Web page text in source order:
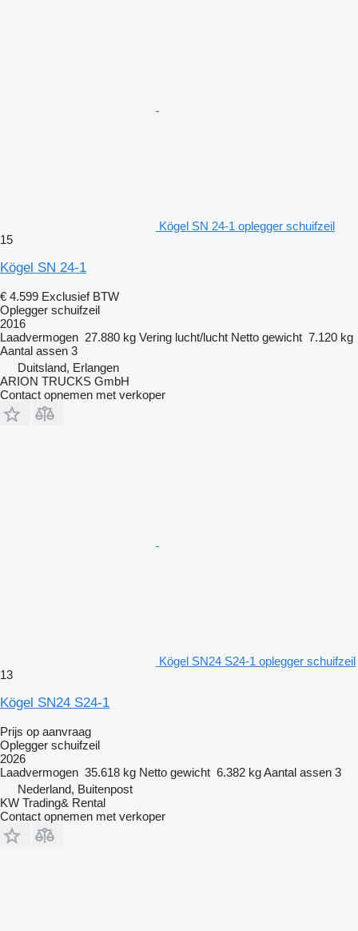
Kögel SN 24-1 oplegger schuifzeil
15
Kögel SN 24-1
€ 4.599 Exclusief BTW
Oplegger schuifzeil
2016
Laadvermogen 27.880 kg Vering lucht/lucht Netto gewicht 7.120 kg
Aantal assen 3
Duitsland, Erlangen
ARION TRUCKS GmbH
Contact opnemen met verkoper
Kögel SN24 S24-1 oplegger schuifzeil
13
Kögel SN24 S24-1
Prijs op aanvraag
Oplegger schuifzeil
2026
Laadvermogen 35.618 kg Netto gewicht 6.382 kgAantal assen 3
Nederland, Buitenpost
KW Trading& Rental
Contact opnemen met verkoper